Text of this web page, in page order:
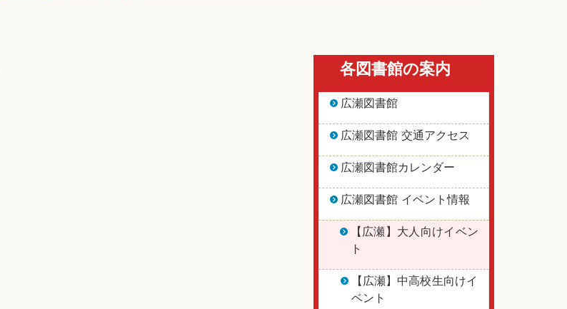
各図書館の案内
広瀬図書館
広瀬図書館 交通アクセス
広瀬図書館カレンダー
広瀬図書館 イベント情報
【広瀬】大人向けイベン
ト
【広瀬】中高校生向けイ
ベント